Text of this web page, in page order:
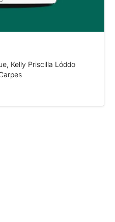
Kelly Priscilla Lóddo